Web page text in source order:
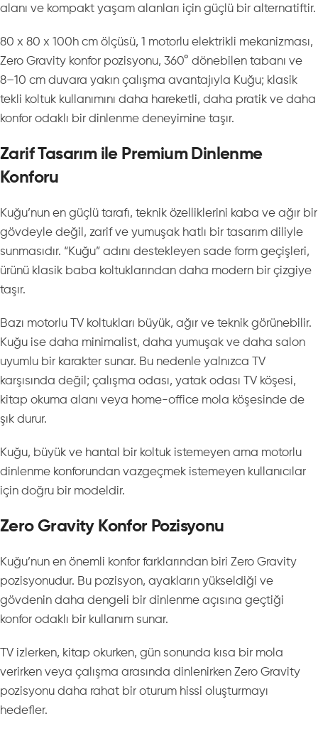
alanı ve kompakt yaşam alanları için güçlü bir alternatiftir.
80 x 80 x 100h cm ölçüsü, 1 motorlu elektrikli mekanizması,
Zero Gravity konfor pozisyonu, 360° dönebilen tabanı ve
8–10 cm duvara yakın çalışma avantajıyla Kuğu; klasik
tekli koltuk kullanımını daha hareketli, daha pratik ve daha
konfor odaklı bir dinlenme deneyimine taşır.
Zarif Tasarım ile Premium Dinlenme
Konforu
Kuğu’nun en güçlü tarafı, teknik özelliklerini kaba ve ağır bir
gövdeyle değil, zarif ve yumuşak hatlı bir tasarım diliyle
sunmasıdır. “Kuğu” adını destekleyen sade form geçişleri,
ürünü klasik baba koltuklarından daha modern bir çizgiye
taşır.
Bazı motorlu TV koltukları büyük, ağır ve teknik görünebilir.
Kuğu ise daha minimalist, daha yumuşak ve daha salon
uyumlu bir karakter sunar. Bu nedenle yalnızca TV
karşısında değil; çalışma odası, yatak odası TV köşesi,
kitap okuma alanı veya home-office mola köşesinde de
şık durur.
Kuğu, büyük ve hantal bir koltuk istemeyen ama motorlu
dinlenme konforundan vazgeçmek istemeyen kullanıcılar
için doğru bir modeldir.
Zero Gravity Konfor Pozisyonu
Kuğu’nun en önemli konfor farklarından biri Zero Gravity
pozisyonudur. Bu pozisyon, ayakların yükseldiği ve
gövdenin daha dengeli bir dinlenme açısına geçtiği
konfor odaklı bir kullanım sunar.
TV izlerken, kitap okurken, gün sonunda kısa bir mola
verirken veya çalışma arasında dinlenirken Zero Gravity
pozisyonu daha rahat bir oturum hissi oluşturmayı
hedefler.